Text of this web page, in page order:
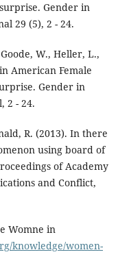
Gender in
29 (5), 2 - 24.
W., Heller, L.,
American Female
Gender in
2 - 24.
R. (2013). In there
using board of
of Academy
and Conflict,
Womne in
knowledge/women-